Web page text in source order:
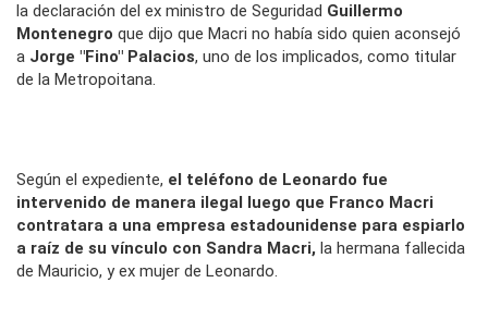
la declaración del ex ministro de Seguridad Guillermo
Montenegro que dijo que Macri no había sido quien aconsejó
a Jorge "Fino" Palacios, uno de los implicados, como titular
de la Metropoitana.
Según el expediente, el teléfono de Leonardo fue
intervenido de manera ilegal luego que Franco Macri
contratara a una empresa estadounidense para espiarlo
a raíz de su vínculo con Sandra Macri, la hermana fallecida
de Mauricio, y ex mujer de Leonardo.